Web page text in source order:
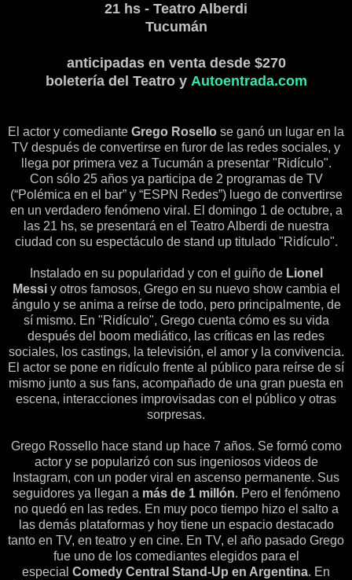
21 hs - Teatro Alberdi
Tucumán
anticipadas en venta desde $270
boletería del Teatro y Autoentrada.com
El actor y comediante Grego Rosello se ganó un lugar en la
TV después de convertirse en furor de las redes sociales, y
llega por primera vez a Tucumán a presentar "Ridículo".
Con sólo 25 años ya participa de 2 programas de TV
(“Polémica en el bar” y “ESPN Redes”) luego de convertirse
en un verdadero fenómeno viral. El domingo 1 de octubre, a
las 21 hs, se presentará en el Teatro Alberdi de nuestra
ciudad con su espectáculo de stand up titulado "Ridículo".
Instalado en su popularidad y con el guiño de Lionel
Messiy otros famosos, Grego en su nuevo show cambia el
ángulo y se anima a reírse de todo, pero principalmente, de
sí mismo. En "Ridículo", Grego cuenta cómo es su vida
después del boom mediático, las críticas en las redes
sociales, los castings, la televisión, el amor y la convivencia.
El actor se pone en ridículo frente al público para reírse de sí
mismo junto a sus fans, acompañado de una gran puesta en
escena, interacciones improvisadas con el público y otras
sorpresas.
Grego Rossello hace stand up hace 7 años. Se formó como
actor y se popularizó con sus ingeniosos videos de
Instagram, con un poder viral en ascenso permanente. Sus
seguidores ya llegan a más de 1 millón. Pero el fenómeno
no quedó en las redes. En muy poco tiempo hizo el salto a
las demás plataformas y hoy tiene un espacio destacado
tanto en TV, en teatro y en cine. En TV, el año pasado Grego
fue uno de los comediantes elegidos para el
especial Comedy Central Stand-Up en Argentina. En